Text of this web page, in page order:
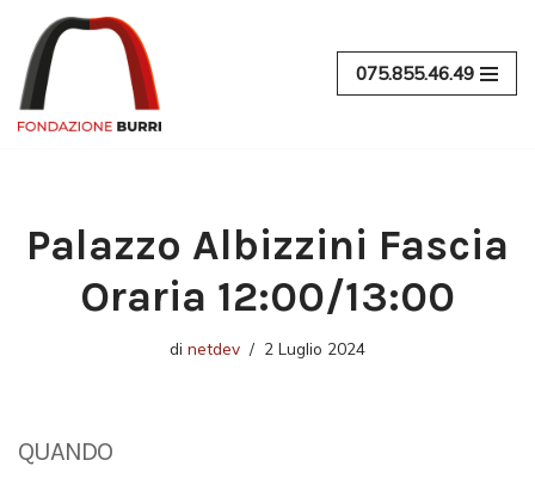
Vai
al
contenuto
075.855.46.49
Palazzo Albizzini Fascia
Oraria 12:00/13:00
di netdev 2 Luglio 2024
QUANDO